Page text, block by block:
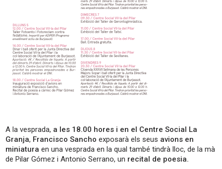
A la vesprada, a les 18.00 hores i en el Centre Social La
Granja, Francisco Sancho exposarà els seus avions en
miniatura en una vesprada en la qual també tindrà lloc, de la mà
de Pilar Gómez i Antonio Serrano, un recital de poesia.